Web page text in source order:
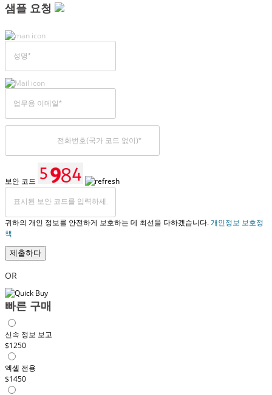
샘플 요청
보안 코드
귀하의 개인 정보를 안전하게 보호하는 데 최선을 다하겠습니다.개인정보 보호정
책
제출하다
OR
빠른 구매
신속 정보 보고
$1250
엑셀 전용
$1450